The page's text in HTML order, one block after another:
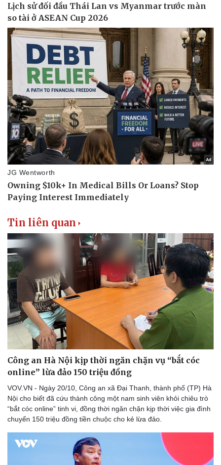
Thể thao
Lịch thi đấu bóng đá
Thế giới thể thao
eSports
Hậu trường
Ô tô - Xe máy
Tin liên quan
Công an Hà Nội kịp thời ngăn chặn vụ “bắt cóc
online” lừa đảo 150 triệu đồng
VOV.VN - Ngày 20/10, Công an xã Đại Thanh, thành phố (TP) Hà
Nội cho biết đã cứu thành công một nam sinh viên khỏi chiêu trò
“bắt cóc online” tinh vi, đồng thời ngăn chặn kịp thời việc gia đình
chuyển 150 triệu đồng tiền chuộc cho kẻ lừa đảo.